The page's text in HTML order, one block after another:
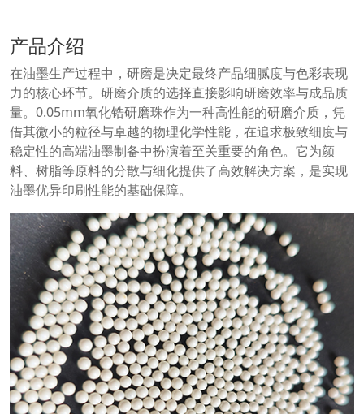
产品介绍
在油墨生产过程中，研磨是决定最终产品细腻度与色彩表现
力的核心环节。研磨介质的选择直接影响研磨效率与成品质
量。0.05mm氧化锆研磨珠作为一种高性能的研磨介质，凭
借其微小的粒径与卓越的物理化学性能，在追求极致细度与
稳定性的高端油墨制备中扮演着至关重要的角色。它为颜
料、树脂等原料的分散与细化提供了高效解决方案，是实现
油墨优异印刷性能的基础保障。